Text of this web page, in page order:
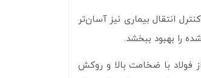
در حالی که کنترل انتقال بیماری نیز آسان‌تر
را بهبود ببخشد.
مدل، معمولاً از فولاد با ضخامت بالا و روکش